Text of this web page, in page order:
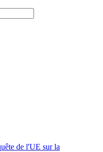
de l'UE sur la